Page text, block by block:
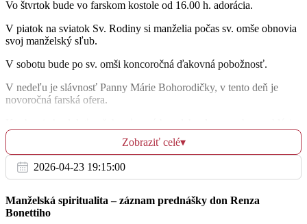
Ut
+ Vladimír Dávid a svokrovci Alojz a Mária
Jurkačkovi
+ Ján Sušek
28.12.
Vo štvrtok bude vo farskom kostole od 16.00 h. adorácia.
V piatok na sviatok Sv. Rodiny si manželia počas sv. omše obnovia
svoj manželský sľub.
V sobotu bude po sv. omši koncoročná ďakovná pobožnosť.
V nedeľu je slávnosť Panny Márie Bohorodičky, v tento deň je
novoročná farská ofera.
v sakristii do budúcej nedele, požehnávať ich budeme v piatok 6.
januára popoludní od 14.00 h.
Dávame do pozornosti vianočné dvojčíslo Katolíckych novín za 2 €.
Eliaš, farár
Zobraziť celé▾
2026-04-23 19:15:00
Manželská spiritualita – záznam prednášky don Renza
Bonettiho